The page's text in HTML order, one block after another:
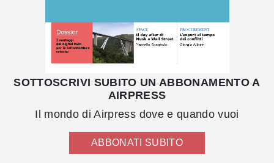
SOTTOSCRIVI SUBITO UN ABBONAMENTO A
AIRPRESS
Il mondo di Airpress dove e quando vuoi
ABBONATI SUBITO